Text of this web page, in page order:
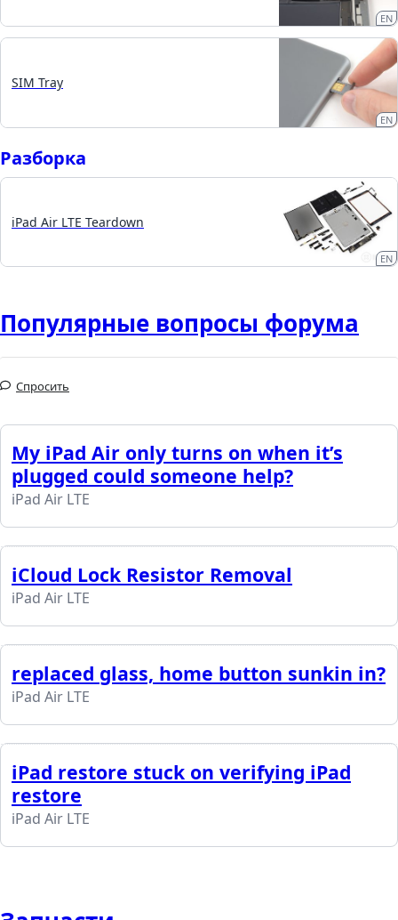
EN
SIM Tray
EN
Разборка
iPad Air LTE Teardown
EN
Популярные вопросы форума
Спросить
My iPad Air only turns on when it’s
plugged could someone help?
iPad Air LTE
iCloud Lock Resistor Removal
iPad Air LTE
replaced glass, home button sunkin in?
iPad Air LTE
iPad restore stuck on verifying iPad
restore
iPad Air LTE